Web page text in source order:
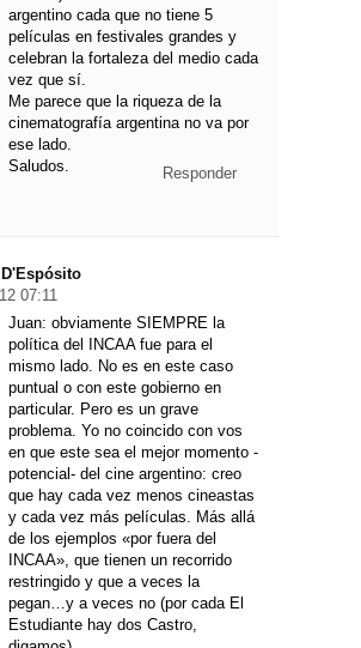
argentino cada que no tiene 5
películas en festivales grandes y
celebran la fortaleza del medio cada
vez que sí.
Me parece que la riqueza de la
cinematografía argentina no va por
ese lado.
Saludos.
Responder
07:11
Juan: obviamente SIEMPRE la
política del INCAA fue para el
mismo lado. No es en este caso
puntual o con este gobierno en
particular. Pero es un grave
problema. Yo no coincido con vos
en que este sea el mejor momento -
potencial- del cine argentino: creo
que hay cada vez menos cineastas
y cada vez más películas. Más allá
de los ejemplos «por fuera del
INCAA», que tienen un recorrido
restringido y que a veces la
pegan…y a veces no (por cada El
Estudiante hay dos Castro,